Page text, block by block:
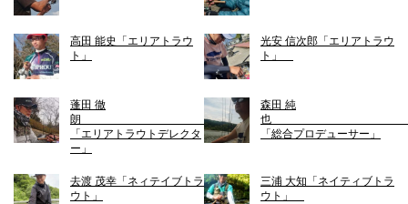
高田 能史「エリアトラウ
ト」
光安 信次郎「エリアトラウ
ト」
蓬田 徹
朗
「エリアトラウトデレクタ
ー」
森田 純
「総合プロデューサー」
去渡 茂幸「ネィテイブトラ
ウト」
三浦 大知「ネイティブトラ
ウト」